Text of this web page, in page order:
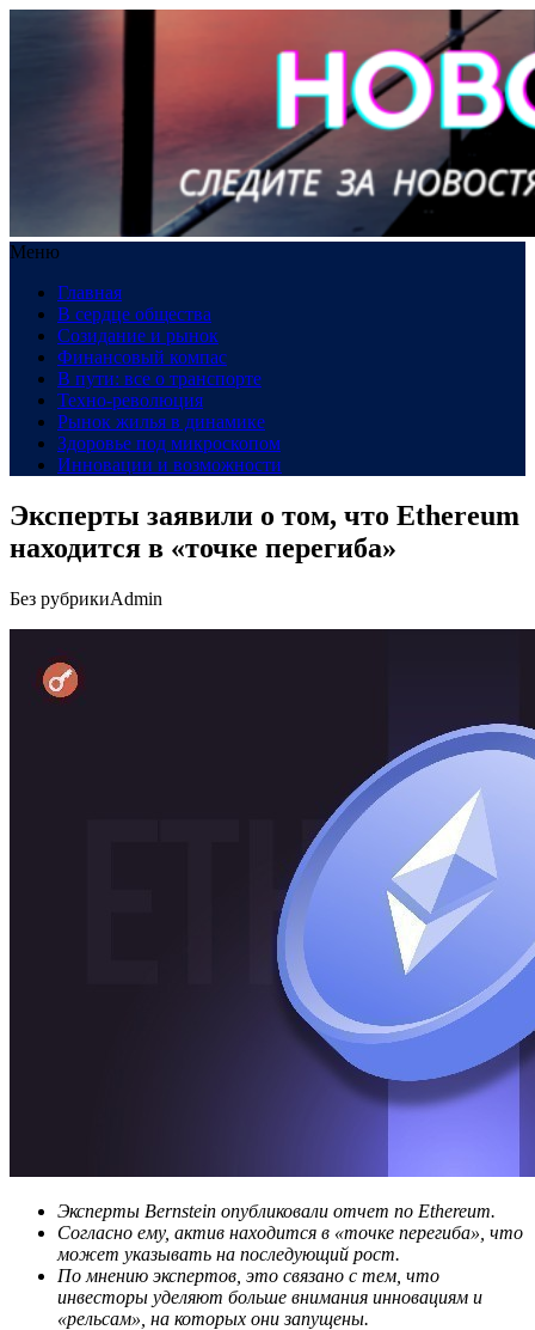
Меню
Главная
В сердце общества
Созидание и рынок
Финансовый компас
В пути: все о транспорте
Техно-революция
Рынок жилья в динамике
Здоровье под микроскопом
Инновации и возможности
Эксперты заявили о том, что Ethereum
находится в «точке перегиба»
Без рубрикиAdmin
Эксперты Bernstein опубликовали отчет по Ethereum.
Согласно ему, актив находится в «точке перегиба», что
может указывать на последующий рост.
По мнению экспертов, это связано с тем, что
инвесторы уделяют больше внимания инновациям и
«рельсам», на которых они запущены.